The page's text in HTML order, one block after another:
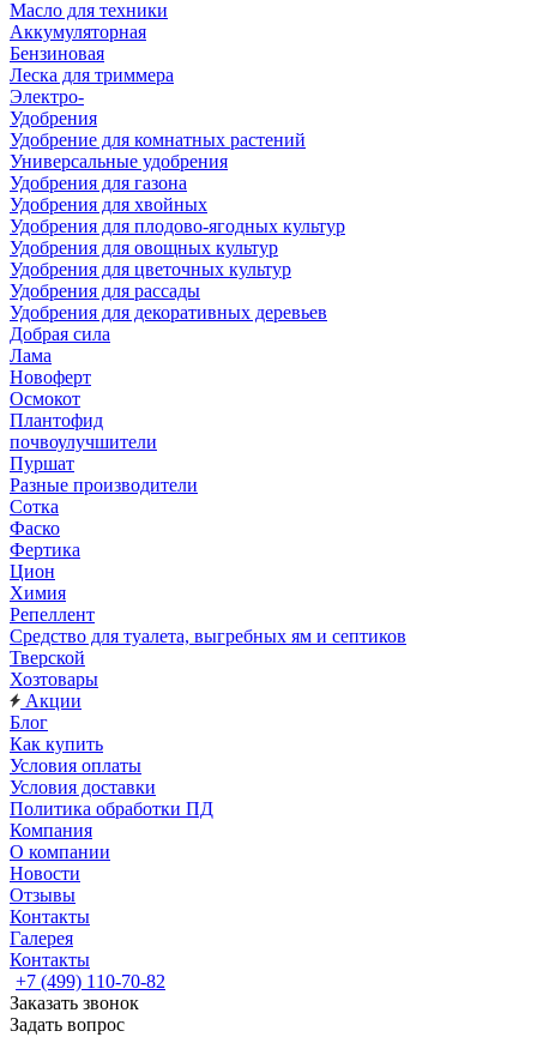
Масло для техники
Аккумуляторная
Бензиновая
Леска для триммера
Электро-
Удобрения
Удобрение для комнатных растений
Универсальные удобрения
Удобрения для газона
Удобрения для хвойных
Удобрения для плодово-ягодных культур
Удобрения для овощных культур
Удобрения для цветочных культур
Удобрения для рассады
Удобрения для декоративных деревьев
Добрая сила
Лама
Новоферт
Осмокот
Плантофид
почвоулучшители
Пуршат
Разные производители
Сотка
Фаско
Фертика
Цион
Химия
Репеллент
Средство для туалета, выгребных ям и септиков
Тверской
Хозтовары
Акции
Блог
Как купить
Условия оплаты
Условия доставки
Политика обработки ПД
Компания
О компании
Новости
Отзывы
Контакты
Галерея
Контакты
+7 (499) 110-70-82
Заказать звонок
Задать вопрос